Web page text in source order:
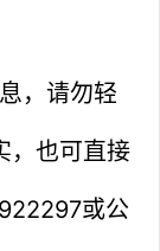
，请勿轻
，也可直接
或公